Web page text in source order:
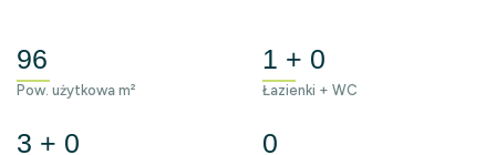
96
Pow. użytkowa m²
1 + 0
Łazienki + WC
3 + 0 0